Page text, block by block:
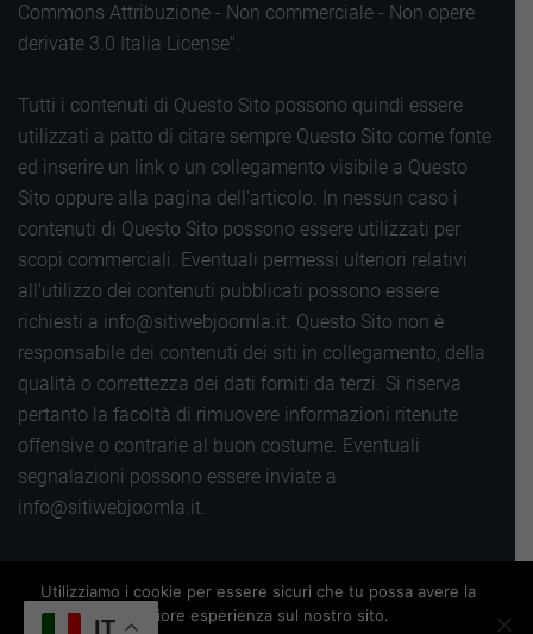
Commons Attribuzione - Non commerciale - Non opere
derivate 3.0 Italia License".
Tutti i contenuti di Questo Sito possono quindi essere
utilizzati a patto di citare sempre Questo Sito come fonte
ed inserire un link o un collegamento visibile a Questo
Sito oppure alla pagina dell'articolo. In nessun caso i
contenuti di Questo Sito possono essere utilizzati per
scopi commerciali. Eventuali permessi ulteriori relativi
all'utilizzo dei contenuti pubblicati possono essere
richiesti a info@sitiwebjoomla.it. Questo Sito non è
responsabile dei contenuti dei siti in collegamento, della
qualità o correttezza dei dati forniti da terzi. Si riserva
pertanto la facoltà di rimuovere informazioni ritenute
offensive o contrarie al buon costume. Eventuali
segnalazioni possono essere inviate a
info@sitiwebjoomla.it.
Copyright 2016 |Termini, privacy e cookie |Sitemap|
Powered by Siti web Wordpress
IT
Utilizziamo i cookie per essere sicuri che tu possa avere la
migliore esperienza sul nostro sito.